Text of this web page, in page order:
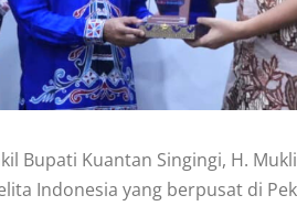
Bupati Kuantan Singingi, H.
Indonesia yang berpusat di